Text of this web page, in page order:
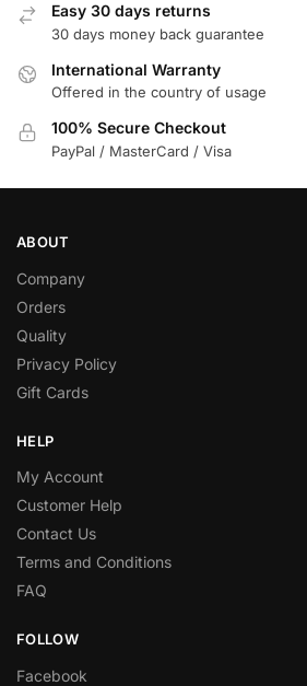
Easy 30 days returns
30 days money back guarantee
International Warranty
Offered in the country of usage
100% Secure Checkout
PayPal / MasterCard / Visa
ABOUT
Company
Orders
Quality
Privacy Policy
Gift Cards
HELP
My Account
Customer Help
Contact Us
Terms and Conditions
FAQ
FOLLOW
Facebook